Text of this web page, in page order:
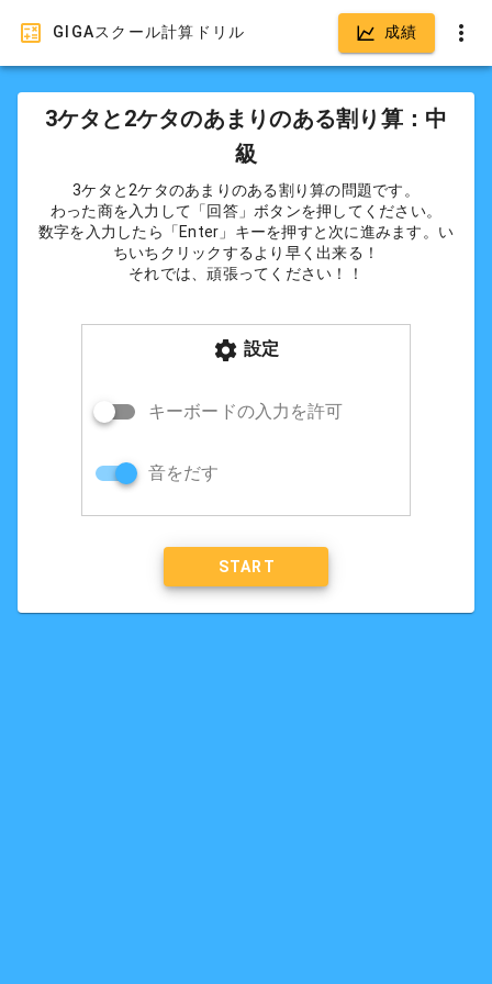
GIGAスクール計算ドリル 成績
3ケタと2ケタのあまりのある割り算：中
級
3ケタと2ケタのあまりのある割り算の問題です。
わった商を入力して「回答」ボタンを押してください。
数字を入力したら「Enter」キーを押すと次に進みます。い
ちいちクリックするより早く出来る！
それでは、頑張ってください！！
設定
キーボードの入力を許可
音をだす
START